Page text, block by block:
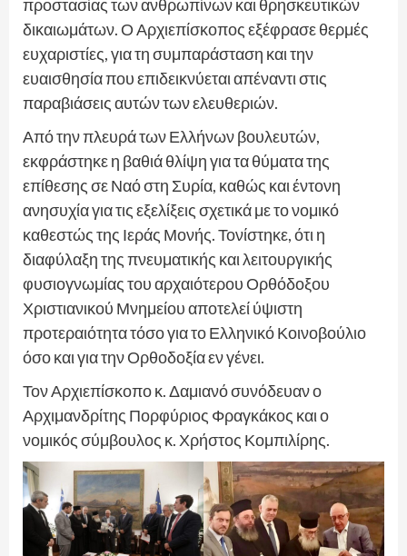
προστασίας των ανθρωπίνων και θρησκευτικών
δικαιωμάτων. Ο Αρχιεπίσκοπος εξέφρασε θερμές
ευχαριστίες, για τη συμπαράσταση και την
ευαισθησία που επιδεικνύεται απέναντι στις
παραβιάσεις αυτών των ελευθεριών.
Από την πλευρά των Ελλήνων βουλευτών,
εκφράστηκε η βαθιά θλίψη για τα θύματα της
επίθεσης σε Ναό στη Συρία, καθώς και έντονη
ανησυχία για τις εξελίξεις σχετικά με το νομικό
καθεστώς της Ιεράς Μονής. Τονίστηκε, ότι η
διαφύλαξη της πνευματικής και λειτουργικής
φυσιογνωμίας του αρχαιότερου Ορθόδοξου
Χριστιανικού Μνημείου αποτελεί ύψιστη
προτεραιότητα τόσο για το Ελληνικό Κοινοβούλιο
όσο και για την Ορθοδοξία εν γένει.
Τον Αρχιεπίσκοπο κ. Δαμιανό συνόδευαν ο
Αρχιμανδρίτης Πορφύριος Φραγκάκος και ο
νομικός σύμβουλος κ. Χρήστος Κομπιλίρης.